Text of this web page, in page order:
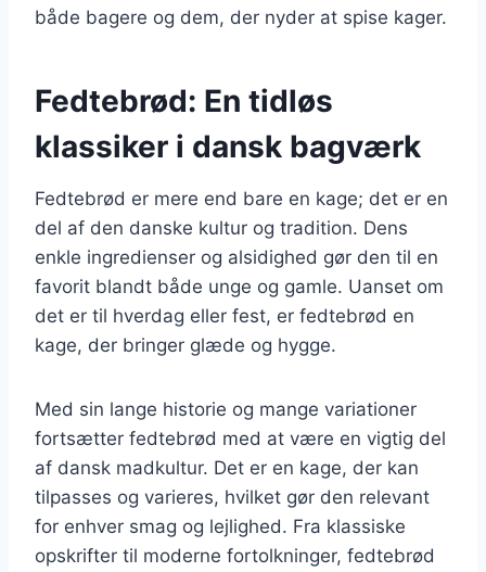
både bagere og dem, der nyder at spise kager.
Fedtebrød: En tidløs
klassiker i dansk bagværk
Fedtebrød er mere end bare en kage; det er en
del af den danske kultur og tradition. Dens
enkle ingredienser og alsidighed gør den til en
favorit blandt både unge og gamle. Uanset om
det er til hverdag eller fest, er fedtebrød en
kage, der bringer glæde og hygge.
Med sin lange historie og mange variationer
fortsætter fedtebrød med at være en vigtig del
af dansk madkultur. Det er en kage, der kan
tilpasses og varieres, hvilket gør den relevant
for enhver smag og lejlighed. Fra klassiske
opskrifter til moderne fortolkninger, fedtebrød